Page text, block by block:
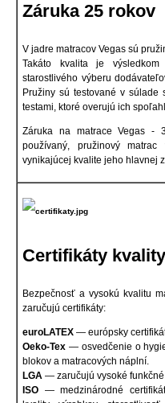
Záruka 25 rokov
V jadre matracov Vegas sú
Takáto kvalita je
starostlivého výberu
Pružiny sú testované v súlade
testami, ktoré overujú ich
Záruka na matrace Vegas -
používaný, pružinový
vynikajúcej kvalite jeho hlavnej
Certifikáty kvality
Bezpečnosť a vysokú kvalitu
zaručujú certifikáty:
euroLATEX — európsky
Oeko-Tex — osvedčenie o
blokov a matracových náplní.
LGA — zaručujú vysoké
ISO — medzinárodné